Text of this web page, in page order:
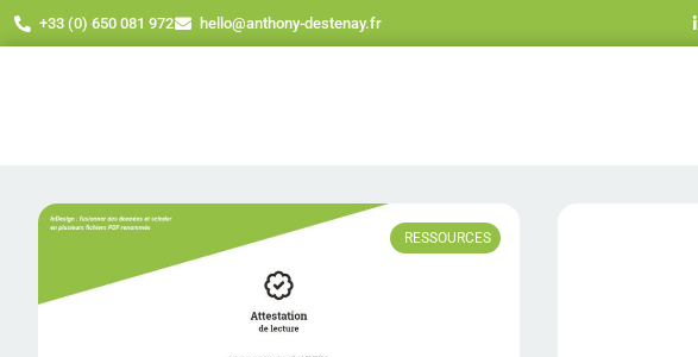
+33 (0) 650 081 972 hello@anthony-destenay.fr
RESSOURCES